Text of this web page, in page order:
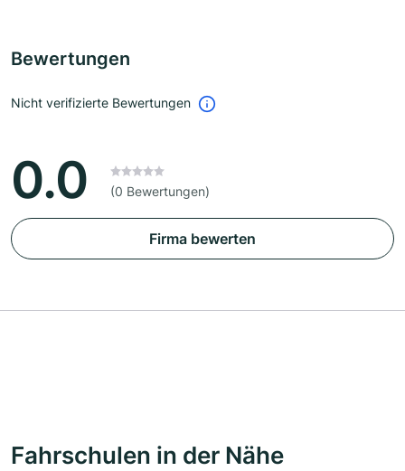
Bewertungen
Nicht verifizierte Bewertungen
0.0 (0 Bewertungen)
Firma bewerten
Fahrschulen in der Nähe